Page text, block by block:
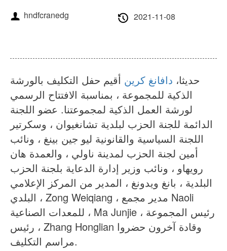
قضية
أسئلة وأجوبة
اتصل بنا
hndfcranedg 2021-11-08
حديثا، دافانغ كرين أقيم حفل التكليف بالورشة
الذكية للمجموعة ، بمناسبة الافتتاح الرسمي
لورشة العمل الذكية لمجموعتنا. عضو اللجنة
الدائمة للجنة الحزب لبلدية تشانغيوان ، وسكرتير
اللجنة السياسية والقانونية ليو جين بينغ ، ونائب
أمين لجنة الحزب لمدينة ناولي ، والعمدة هان
رويهاو ، ونائب وزير إدارة الدعاية بلجنة الحزب
البلدية ، بانغ ويدونغ ، المدير من المركز الإعلامي
البلدي ، Zong Weiqiang ، مدير مجمع Naoli
للمعدات الصناعية ، Ma Junjie ، رئيس المجموعة
، رئيس Zhang Honglian وقادة آخرون حضروا
مراسم التكليف.